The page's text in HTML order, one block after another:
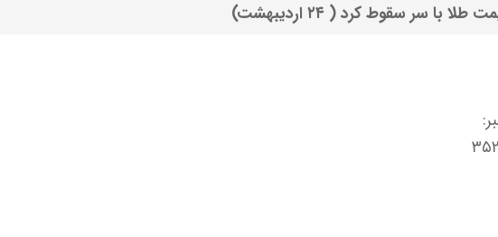
طلا با سر سقوط کرد ( ۲۴ اردیبهشت)